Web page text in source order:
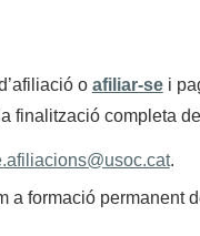
o afiliar-sei
finalització completa
.
formació permanent